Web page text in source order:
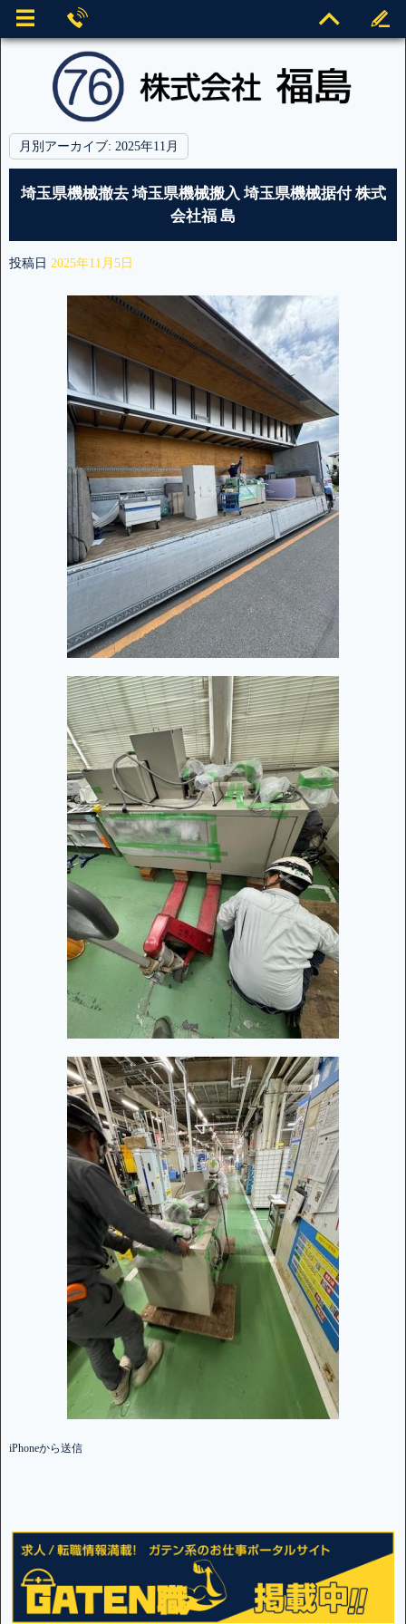
月別アーカイブ: 2025年11月
埼玉県機械撤去 埼玉県機械搬入 埼玉県機械据付 株式
会社福 島
投稿日 2025年11月5日
iPhoneから送信